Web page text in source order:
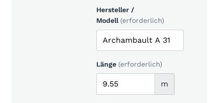
Hersteller /
Modell (erforderlich)
Länge (erforderlich)
m